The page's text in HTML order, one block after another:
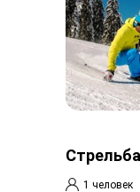
1 человек